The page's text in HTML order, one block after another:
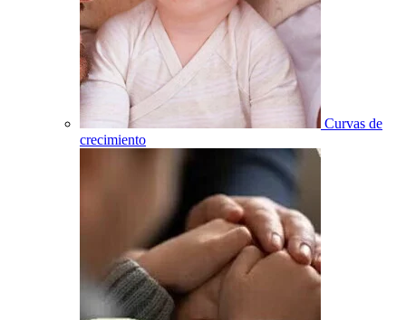
Curvas de
crecimiento